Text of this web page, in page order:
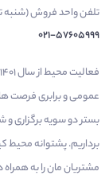
تلفن واحد فروش (شنبه تا
021-57605999
عمومی و برابری فرصت
بستر دو سویه برگزاری و
برداریم. پشتوانه
مشتریان مان را به